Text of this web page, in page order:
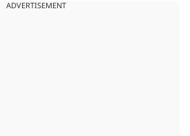
पार्थ सारथी सेन शर्मा ने बताया कि मुख्य
ADVERTISEMENT